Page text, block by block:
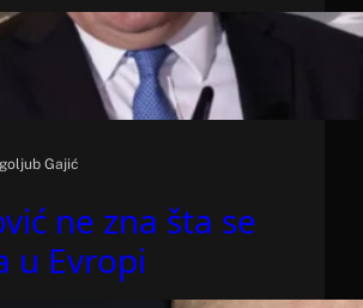
Gajić
ne zna šta se
u Evropi